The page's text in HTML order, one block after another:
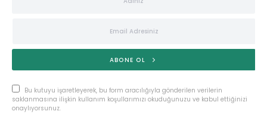
ABONE OL
Bu kutuyu işaretleyerek, bu form aracılığıyla gönderilen verilerin
saklanmasına ilişkin kullanım koşullarımızı okuduğunuzu ve kabul ettiğinizi
onaylıyorsunuz.